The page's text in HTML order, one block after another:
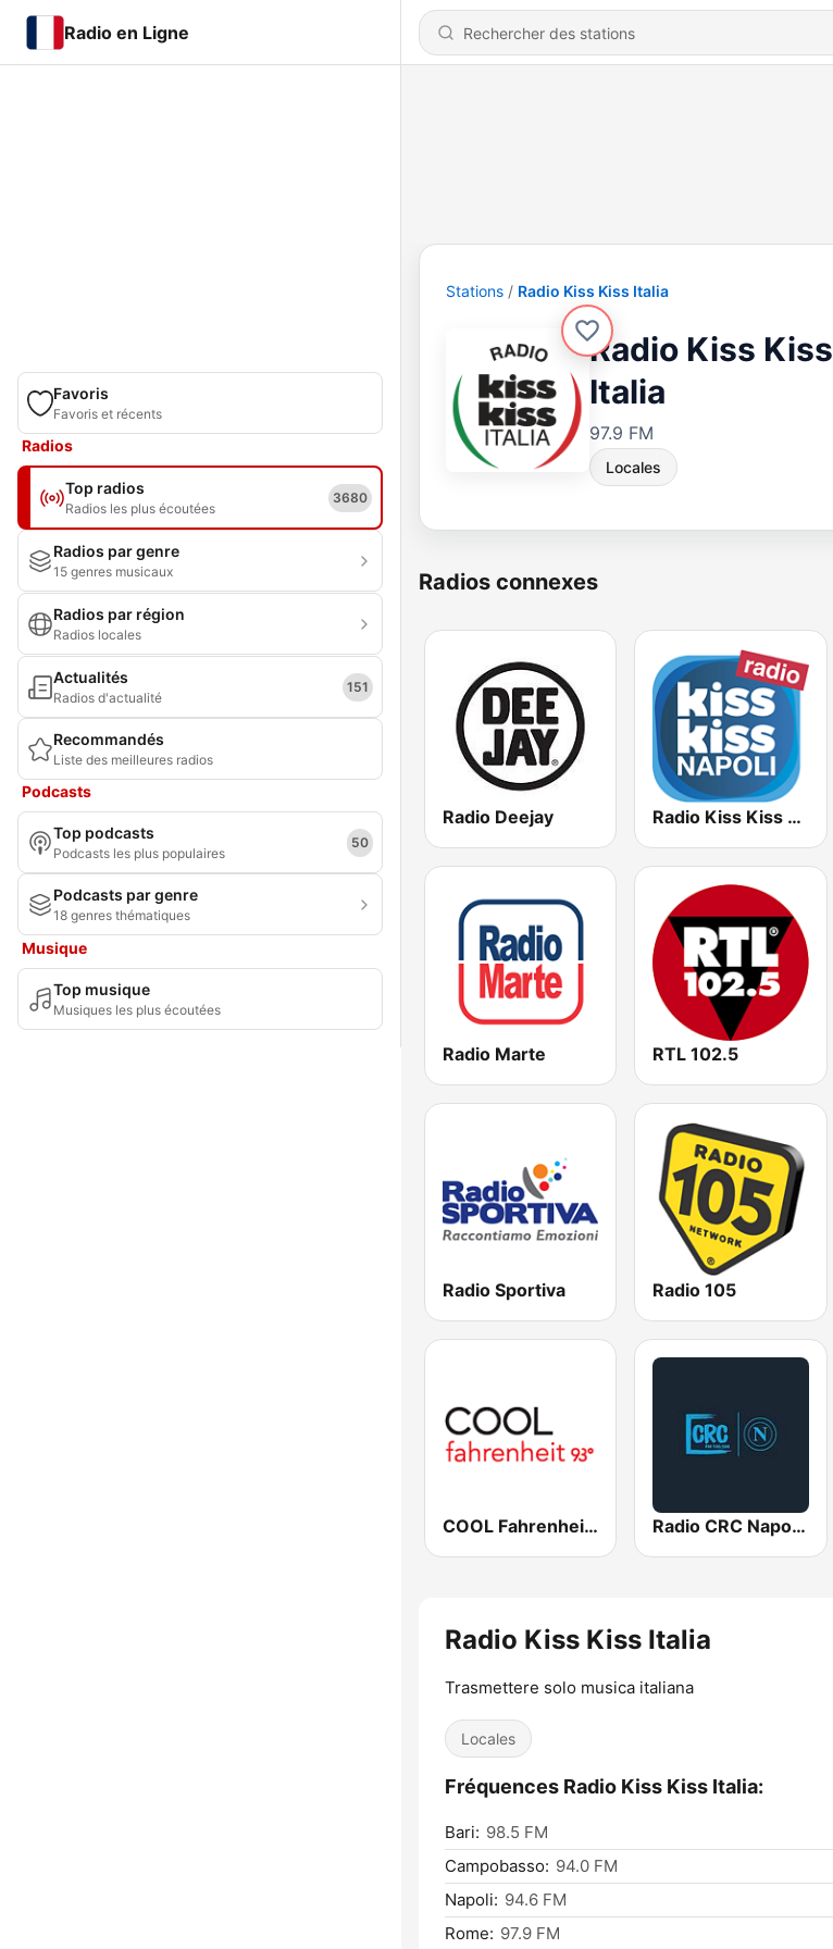
Radio en Ligne
Favoris
Favoris et récents
Radios
Top radios
Radios les plus écoutées
3680
Radios par genre
15 genres musicaux
Radios par région
Radios locales
Actualités
Radios d'actualité
151
Recommandés
Liste des meilleures radios
Podcasts
Top podcasts
Podcasts les plus populaires
50
Podcasts par genre
18 genres thématiques
Musique
Top musique
Musiques les plus écoutées
Stations Radio Kiss Kiss Italia
Radio Kiss Kiss
Italia
97.9 FM
Locales
Radios connexes
Radio Deejay Radio Kiss Kiss Napoli
Radio Marte RTL 102.5
Radio Sportiva Radio 105
COOL Fahrenheit 93 FM Radio CRC Napoli 100.5
Radio Kiss Kiss Italia
Trasmettere solo musica italiana
Locales
Fréquences Radio Kiss Kiss Italia:
Bari: 98.5 FM
Campobasso: 94.0 FM
Napoli: 94.6 FM
Rome: 97.9 FM